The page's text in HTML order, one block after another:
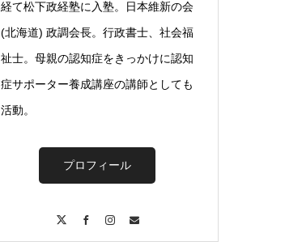
経て松下政経塾に入塾。日本維新の会
(北海道) 政調会長。行政書士、社会福
祉士。母親の認知症をきっかけに認知
症サポーター養成講座の講師としても
活動。
プロフィール